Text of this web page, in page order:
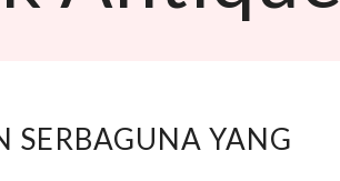
SERBAGUNA YANG